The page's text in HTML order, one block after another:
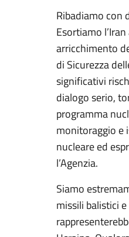
Ribadiamo con
Esortiamo
arricchimento
di Sicurezza
significativi
dialogo serio,
programma
monitoraggio e
nucleare ed
l’Agenzia.
Siamo
missili balistici